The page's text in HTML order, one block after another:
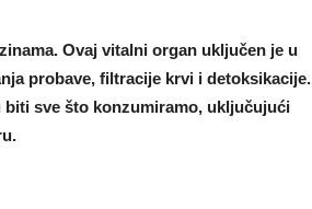
Ovaj vitalni organ uključen je u
probave, filtracije krvi i detoksikacije.
sve što konzumiramo, uključujući